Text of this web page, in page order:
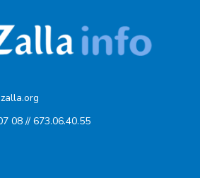
08 // 673.06.40.55